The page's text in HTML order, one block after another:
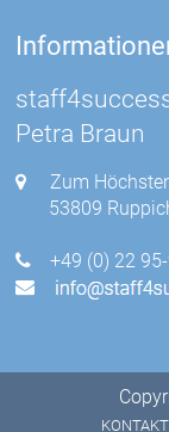
Petra Braun
Zum
53809
+49 (0) 22
KONTAKT